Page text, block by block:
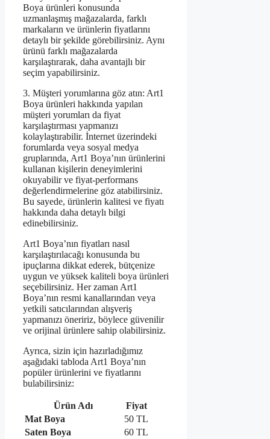
Boya ürünleri konusunda
uzmanlaşmış mağazalarda, farklı
markaların ve ürünlerin fiyatlarını
detaylı bir şekilde görebilirsiniz. Aynı
ürünü farklı mağazalarda
karşılaştırarak, daha avantajlı bir
seçim yapabilirsiniz.
3. Müşteri yorumlarına göz atın: Art1
Boya ürünleri hakkında yapılan
müşteri yorumları da fiyat
karşılaştırması yapmanızı
kolaylaştırabilir. İnternet üzerindeki
forumlarda veya sosyal medya
gruplarında, Art1 Boya’nın ürünlerini
kullanan kişilerin deneyimlerini
okuyabilir ve fiyat-performans
değerlendirmelerine göz atabilirsiniz.
Bu sayede, ürünlerin kalitesi ve fiyatı
hakkında daha detaylı bilgi
edinebilirsiniz.
Art1 Boya’nın fiyatları nasıl
karşılaştırılacağı konusunda bu
ipuçlarına dikkat ederek, bütçenize
uygun ve yüksek kaliteli boya ürünleri
seçebilirsiniz. Her zaman Art1
Boya’nın resmi kanallarından veya
yetkili satıcılarından alışveriş
yapmanızı öneririz, böylece güvenilir
ve orijinal ürünlere sahip olabilirsiniz.
Ayrıca, sizin için hazırladığımız
aşağıdaki tabloda Art1 Boya’nın
popüler ürünlerini ve fiyatlarını
bulabilirsiniz:
Ürün Adı
Fiyat
Mat Boya
50 TL
Saten Boya
60 TL